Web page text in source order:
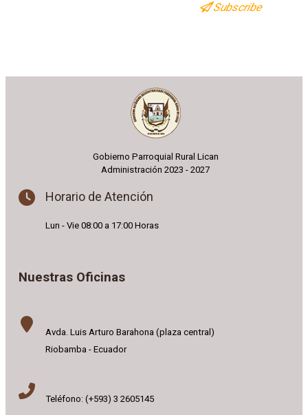
Subscribe
Gobierno Parroquial Rural Lican
Administración 2023 - 2027
Horario de Atención
Lun - Vie 08:00 a 17:00 Horas
Nuestras Oficinas
Avda. Luis Arturo Barahona (plaza central)
Riobamba - Ecuador
Teléfono: (+593) 3 2605145